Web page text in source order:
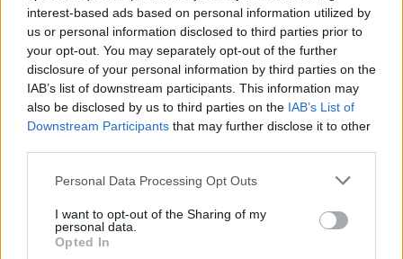
interest-based ads based on personal information utilized by
us or personal information disclosed to third parties prior to
your opt-out. You may separately opt-out of the further
disclosure of your personal information by third parties on the
IAB’s list of downstream participants. This information may
also be disclosed by us to third parties on the IAB’s List of
Downstream Participants that may further disclose it to other
Personal Data Processing Opt Outs
I want to opt-out of the Sharing of my
personal data.
Opted In
ποσότητα βιταμίνης Κ στη διατροφή σας.
Έχετε σύνδρομο ευερέθιστου εντέρου
Το μπρόκολο μπορεί να προκαλέσει αέρια
και να αναστατώσει τα έντερά σας.
Έχετε προβλήματα με τους νεφρούς σας
οι νεφροί σας δεν λειτουργούν καλά.
Πηγές: https://www.webmd.com/food-recipes/health-
benefits-broccoli,